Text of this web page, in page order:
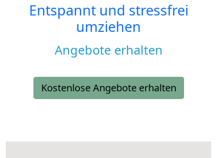
Entspannt und stressfrei
umziehen
Angebote erhalten
Kostenlose Angebote erhalten